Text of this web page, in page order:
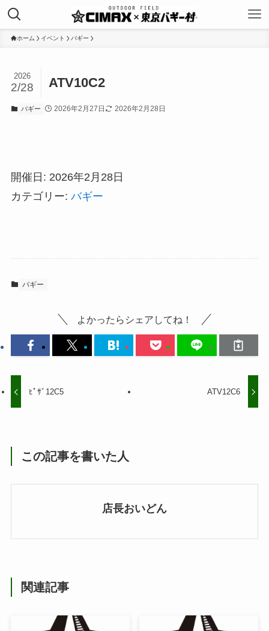
ホーム イベント バギー
ATV10C2
2026
2/28
バギー 2026年2月27日 2026年2月28日
開催日: 2026年2月28日
カテゴリー: バギー
バギー
よかったらシェアしてね！
ﾋﾟｻﾞ12C5 ATV12C6
この記事を書いた人
店長おいどん
関連記事